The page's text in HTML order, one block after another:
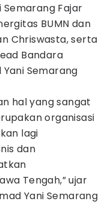
Semarang Fajar
BUMN dan
Chriswasta, serta
Bandara
Semarang
hal yang sangat
organisasi
lagi
dan
Tengah,” ujar
Yani Semarang